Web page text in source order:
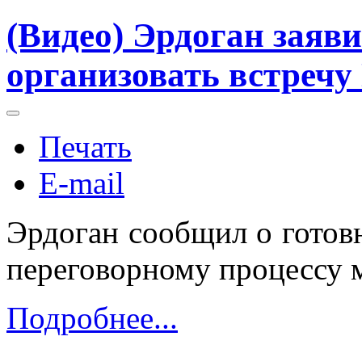
(Видео) Эрдоган
организовать
Печать
E-mail
Эрдоган сообщил о
переговорному
Подробнее...